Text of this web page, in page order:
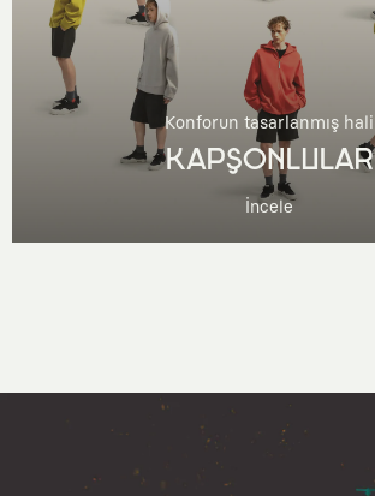
Konforun tasarlanmış hali
KAPŞONLULAR
İncele